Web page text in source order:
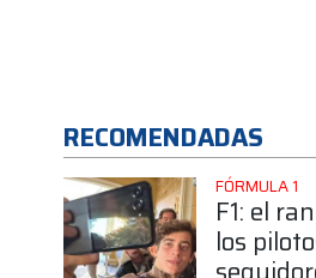
RECOMENDADAS
FÓRMULA 1
F1: el
los